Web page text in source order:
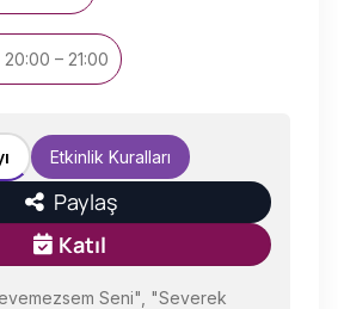
– 21:00
Etkinlik Kuralları
Paylaş
Katıl
Seni", "Severek